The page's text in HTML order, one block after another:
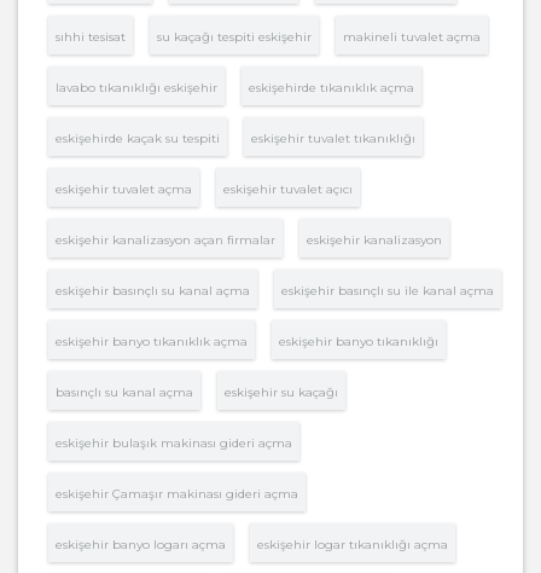
sıhhi tesisat su kaçağı tespiti eskişehir makineli tuvalet açma
lavabo tıkanıklığı eskişehir eskişehirde tıkanıklık açma
eskişehirde kaçak su tespiti eskişehir tuvalet tıkanıklığı
eskişehir tuvalet açma eskişehir tuvalet açıcı
eskişehir kanalizasyon açan firmalar eskişehir kanalizasyon
eskişehir basınçlı su kanal açma eskişehir basınçlı su ile kanal açma
eskişehir banyo tıkanıklık açma eskişehir banyo tıkanıklığı
basınçlı su kanal açma eskişehir su kaçağı
eskişehir bulaşık makinası gideri açma
eskişehir Çamaşır makinası gideri açma
eskişehir banyo logarı açma eskişehir logar tıkanıklığı açma